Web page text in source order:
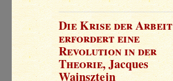
Die Krise der Arbeit
erfordert eine
Revolution in der
Theorie,Jacques
Wajnsztejn